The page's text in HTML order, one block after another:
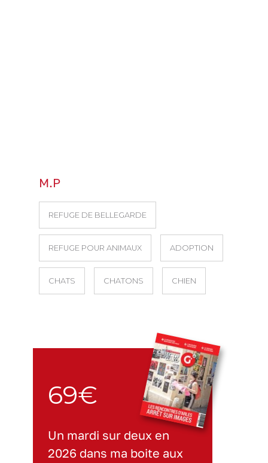
M.P
REFUGE DE BELLEGARDE
REFUGE POUR ANIMAUX ADOPTION
CHATS CHATONS CHIEN
69€
Un mardi sur deux en
2026 dans ma boite aux